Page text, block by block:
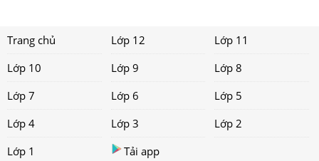
Trang chủ Lớp 12
Lớp 11
Lớp 10
Lớp 9
Lớp 8
Lớp 7
Lớp 6
Lớp 5
Lớp 4
Lớp 3
Lớp 2
Lớp 1
Tải app